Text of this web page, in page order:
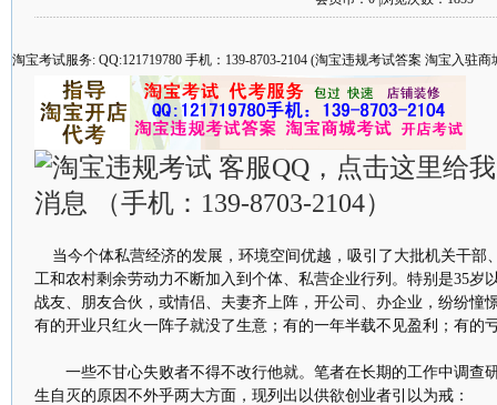
淘宝考试服务: QQ:121719780 手机：139-8703-2104 (淘宝违规考试答案 淘宝入驻
当今个体私营经济的发展，环境空间优越，吸引了大批机关干部
工和农村剩余劳动力不断加入到个体、私营企业行列。特别是35岁
战友、朋友合伙，或情侣、夫妻齐上阵，开公司、办企业，纷纷
有的开业只红火一阵子就没了生意；有的一年半载不见盈利；有的
一些不甘心失败者不得不改行他就。笔者在长期的工作中调查
生自灭的原因不外乎两大方面，现列出以供欲创业者引以为戒：